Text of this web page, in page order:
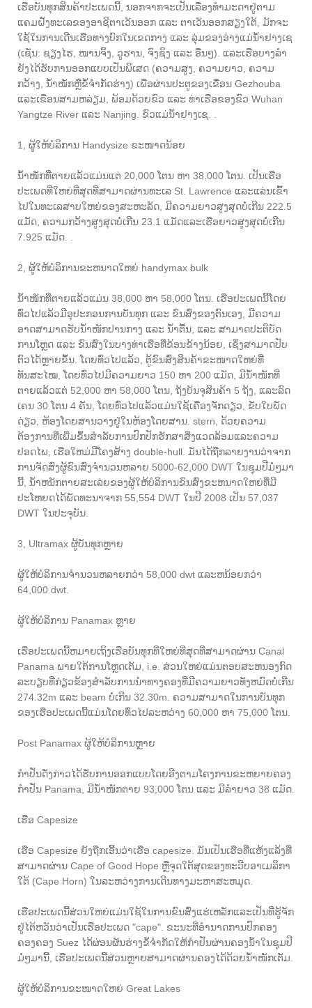
ເຮືອບັນທຸກສິນຄ້າປະເພດນີ້, ນອກຈາກຈະເປັນເລື່ອງທຳມະດາຢູ່ຕາມ
ແຄມຝັ່ງທະເລຂອງອາຊີຕາເວັນອອກ ແລະ ຕາເວັນອອກສຽງໃຕ້, ມັກຈະ
ໃຊ້ໃນການເດີນເຮືອທາງບົກໃນເຂດກາງ ແລະ ລຸ່ມຂອງອ່າງແມ່ນ້ຳຢາງເຊ
(ເຊັ່ນ: ຊຽງໄຮ, ໜານຈິ້ງ, ວູຮານ, ຈົງຊິງ ແລະ ອື່ນໆ). ​ແລະ​ເຮືອ​ບາງ​ລຳ​
ຍັງ​ໄດ້​ຮັບ​ການ​ອອກ​ແບບ​ເປັນ​ພິ​ເສດ (ຄວາມ​ສູງ, ຄວາມ​ຍາວ, ຄວາມ​
ກວ້າງ, ນ້ຳ​ໜັກ​ຫຼື​ຂໍ້​ຈຳກັດ​ຮ່າງ) ​ເພື່ອ​ຜ່ານ​ປະຕູ​ຂອງ​ເຂື່ອນ Gezhouba ​
ແລະ​ເຂື່ອນ​ສາມ​ຫລ່ຽມ, ພ້ອມ​ດ້ວຍ​ຂົວ ​ແລະ ທ່າ​ເຮືອ​ຂອງ​ຂົວ Wuhan
Yangtze River ​ແລະ Nanjing. ຂົວແມ່ນ້ຳຢາງເຊ. .
1, ຜູ້ໃຫ້ບໍລິການ Handysize ຂະໜາດນ້ອຍ
ນ້ຳໜັກທີ່ຕາຍແລ້ວແມ່ນແຕ່ 20,000 ໂຕນ ຫາ 38,000 ໂຕນ. ເປັນເຮືອ
ປະເພດທີ່ໃຫຍ່ທີ່ສຸດທີ່ສາມາດຜ່ານທະເລ St. Lawrence ແລະແລ່ນເຂົ້າ
ໄປໃນທະເລສາບໃຫຍ່ຂອງສະຫະລັດ, ມີຄວາມຍາວສູງສຸດບໍ່ເກີນ 222.5
ແມັດ, ຄວາມກວ້າງສູງສຸດບໍ່ເກີນ 23.1 ແມັດແລະເຮືອຍາວສູງສຸດບໍ່ເກີນ
7.925 ແມັດ. .
2, ຜູ້ໃຫ້ບໍລິການຂະຫນາດໃຫຍ່ handymax bulk
ນ້ຳໜັກທີ່ຕາຍແລ້ວແມ່ນ 38,000 ຫາ 58,000 ໂຕນ. ເຮືອປະເພດນີ້ໂດຍ
ທົ່ວໄປແລ້ວມີອຸປະກອນການບັນທຸກ ແລະ ຂົນສົ່ງຂອງຕົນເອງ, ມີຄວາມ
ອາດສາມາດຮັບນໍ້າໜັກປານກາງ ແລະ ນໍ້າຕື້ນ, ແລະ ສາມາດປະຕິບັດ
ການໂຫຼດ ແລະ ຂົນສົ່ງໃນບາງທ່າເຮືອທີ່ຂ້ອນຂ້າງນ້ອຍ, ເຊິ່ງສາມາດປັບ
ຕົວໄດ້ຫຼາຍຂຶ້ນ. ໂດຍທົ່ວໄປແລ້ວ, ຕູ້ຂົນສົ່ງສິນຄ້າຂະໜາດໃຫຍ່ທີ່
ທັນສະໄໝ, ໂດຍທົ່ວໄປມີຄວາມຍາວ 150 ຫາ 200 ແມັດ, ມີນ້ຳໜັກທີ່
ຕາຍແລ້ວແຕ່ 52,000 ຫາ 58,000 ໂຕນ, ຖັງບັນຈຸສິນຄ້າ 5 ຖັງ, ແລະລົດ
ເຄນ 30 ໂຕນ 4 ຄັນ, ໂດຍທົ່ວໄປແລ້ວແມ່ນໃຊ້ເຄື່ອງຈັກດຽວ, ຂັບໃບພັດ
ດ່ຽວ, ຫ້ອງໂດຍສານວາງຢູ່ໃນຫ້ອງໂດຍສານ. stern, ດ້ວຍຄວາມ
ຕ້ອງການທີ່ເພີ່ມຂຶ້ນສໍາລັບການປົກປັກຮັກສາສິ່ງແວດລ້ອມແລະຄວາມ
ປອດໄພ, ເຮືອໃຫມ່ມີໂຄງສ້າງ double-hull. ມັນໄດ້ຖືກລາຍງານວ່າຈາກ
ການຈັດສົ່ງຜູ້ຂົນສົ່ງຈໍານວນຫລາຍ 5000-62,000 DWT ໃນຊຸມປີມໍ່ໆມາ
ນີ້, ນ້ໍາຫນັກຕາຍສະເລ່ຍຂອງຜູ້ໃຫ້ບໍລິການຂົນສົ່ງຂະຫນາດໃຫຍ່ທີ່ມີ
ປະໂຫຍດໄດ້ພັດທະນາຈາກ 55,554 DWT ໃນປີ 2008 ເປັນ 57,037
DWT ໃນປະຈຸບັນ.
3​, Ultramax ຜູ້​ບັນ​ທຸກ​ຫຼາຍ​
ຜູ້ໃຫ້ບໍລິການຈໍານວນຫລາຍກວ່າ 58,000 dwt ແລະຫນ້ອຍກວ່າ
64,000 dwt.
ຜູ້ໃຫ້ບໍລິການ Panamax ຫຼາຍ
ເຮືອປະເພດນີ້ຫມາຍເຖິງເຮືອບັນທຸກທີ່ໃຫຍ່ທີ່ສຸດທີ່ສາມາດຜ່ານ Canal
Panama ພາຍໃຕ້ການໂຫຼດເຕັມ, i.e. ສ່ວນໃຫຍ່ແມ່ນຕອບສະຫນອງກົດ
ລະບຽບທີ່ກ່ຽວຂ້ອງສໍາລັບການນໍາທາງຄອງທີ່ມີຄວາມຍາວທັງຫມົດບໍ່ເກີນ
274.32m ແລະ beam ບໍ່ເກີນ 32.30m. ຄວາມສາມາດໃນການບັນທຸກ
ຂອງເຮືອປະເພດນີ້ແມ່ນໂດຍທົ່ວໄປລະຫວ່າງ 60,000 ຫາ 75,000 ໂຕນ.
Post Panamax ຜູ້ໃຫ້ບໍລິການຫຼາຍ
ກຳ​ປັ່ນ​ດັ່ງກ່າວ​ໄດ້​ຮັບ​ການ​ອອກ​ແບບ​ໂດຍ​ອີງ​ຕາມ​ໂຄງການ​ຂະຫຍາຍ​ຄອງ​
ກຳ​ປັ່ນ Panama, ມີ​ນ້ຳໜັກ​ຕາຍ 93,000 ​ໂຕນ ​ແລະ ​ມີ​ລຳ​ຍາວ 38 ​ແມັດ.
ເຮືອ Capesize
ເຮືອ Capesize ຍັງຖືກເອີ້ນວ່າເຮືອ capesize. ມັນເປັນເຮືອທີ່ແຫ້ງແລ້ງທີ່
ສາມາດຜ່ານ Cape of Good Hope ຫຼືຈຸດໃຕ້ສຸດຂອງທະວີບອາເມລິກາ
ໃຕ້ (Cape Horn) ໃນລະຫວ່າງການເດີນທາງມະຫາສະຫມຸດ.
ເຮືອ​ປະ​ເພດ​ນີ້​ສ່ວນ​ໃຫຍ່​ແມ່ນ​ໃຊ້​ໃນ​ການ​ຂົນ​ສົ່ງ​ແຮ່​ເຫລັກ​ແລະ​ເປັນ​ທີ່​ຮູ້​ຈັກ​
ຢູ່​ໄຕ້​ຫວັນ​ວ່າ​ເປັນ​ເຮືອ​ປະ​ເພດ "cape". ຂະນະ​ທີ່​ອຳນາດ​ການ​ປົກຄອງ​
ຄອງ​ຄອງ Suez ​ໄດ້​ຜ່ອນ​ຜັນ​ຮ່າງ​ຂໍ້​ຈຳກັດ​ໃຫ້​ກຳ​ປັ່ນ​ຜ່ານ​ຄອງ​ນ້ຳ​ໃນ​ຊຸມ​ປີ​
ມໍ່ໆ​ມາ​ນີ້, ເຮືອ​ປະ​ເພດ​ນີ້​ສ່ວນ​ຫຼາຍ​ສາມາດ​ຜ່ານ​ຄອງ​ໄດ້​ດ້ວຍ​ນ້ຳໜັກ​ເຕັມ.
ຜູ້ໃຫ້ບໍລິການຂະໜາດໃຫຍ່ Great Lakes